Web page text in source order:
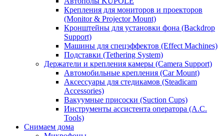
Крепления для мониторов и проекторов
(Monitor & Projector Mount)
Кронштейны для установки фона (Backdrop
Support)
Машины для спецэффектов (Effect Machines)
Подставки (Tethering System)
Держатели и крепления камеры (Camera Support)
Автомобильные крепления (Car Mount)
Аксессуары для стедикамов (Steadicam
Accessories)
Вакуумные присоски (Suction Cups)
Инструменты ассистента оператора (A.C.
Tools)
Снимаем дома